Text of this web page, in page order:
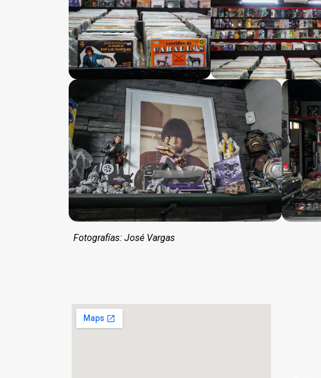
Fotografías: José Vargas